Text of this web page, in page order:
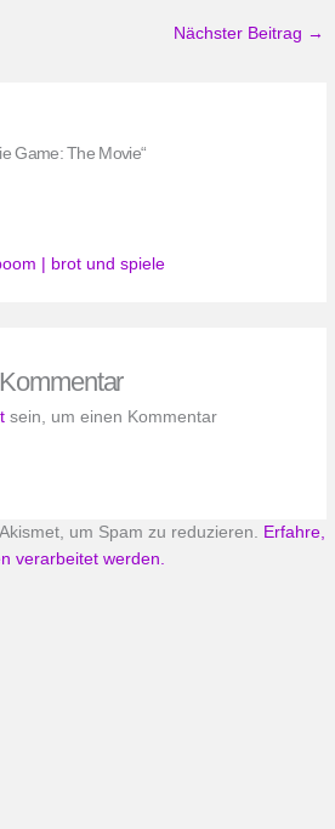
Nächster Beitrag →
Game: The Movie“
| brot und spiele
sein, um einen Kommentar
um Spam zu reduzieren. Erfahre,
verarbeitet werden.